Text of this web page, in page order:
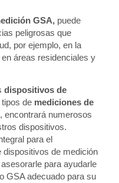
GSA, puede
peligrosas que
por ejemplo, en la
áreas residenciales y
dispositivos de
de mediciones de
encontrará numerosos
dispositivos.
para el
dispositivos de medición
para ayudarle
GSA adecuado para su